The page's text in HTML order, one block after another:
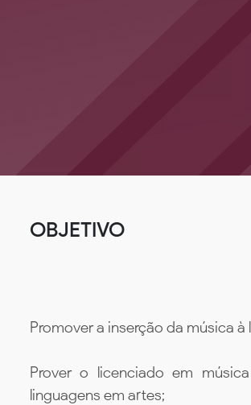
OBJETIVO
Promover a inserção da música
Prover o licenciado em
linguagens em artes;